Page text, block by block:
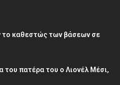
το καθεστώς των βάσεων σε
του πατέρα του ο Λιονέλ Μέσι,